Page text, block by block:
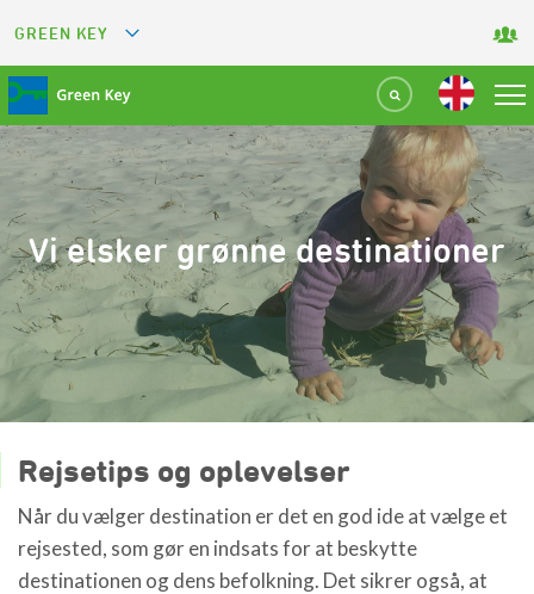
GREEN KEY
GREEN RESTAURANT
GREEN SPORT FACILITY
GREEN TOURISM ORGANIZATION
GREEN CAMPING
GREEN ATTRACTION
Vi elsker grønne destinationer
Rejsetips og oplevelser
Når du vælger destination er det en god ide at vælge et
rejsested, som gør en indsats for at beskytte
destinationen og dens befolkning. Det sikrer også, at